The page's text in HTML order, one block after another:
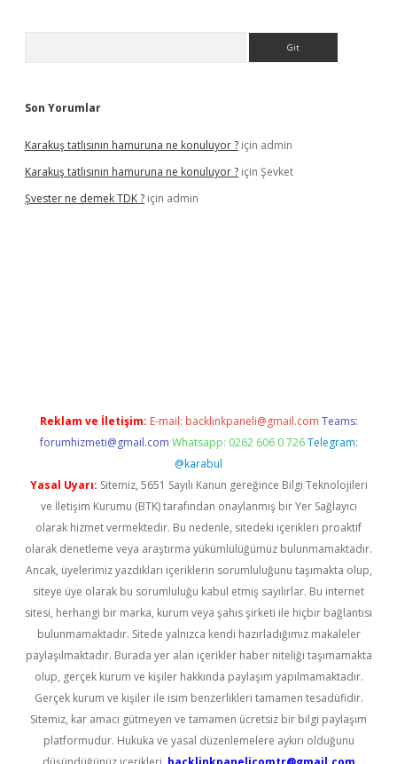
Son Yorumlar
Karakuş tatlısının hamuruna ne konuluyor ? için admin
Karakuş tatlısının hamuruna ne konuluyor ? için Şevket
Şvester ne demek TDK ? için admin
Reklam ve İletişim: E-mail: backlinkpaneli@gmail.com Teams:
forumhizmeti@gmail.com Whatsapp: 0262 606 0 726 Telegram:
@karabul
Yasal Uyarı: Sitemiz, 5651 Sayılı Kanun gereğince Bilgi Teknolojileri
ve İletişim Kurumu (BTK) tarafından onaylanmış bir Yer Sağlayıcı
olarak hizmet vermektedir. Bu nedenle, sitedeki içerikleri proaktif
olarak denetleme veya araştırma yükümlülüğümüz bulunmamaktadır.
Ancak, üyelerimiz yazdıkları içeriklerin sorumluluğunu taşımakta olup,
siteye üye olarak bu sorumluluğu kabul etmiş sayılırlar. Bu internet
sitesi, herhangi bir marka, kurum veya şahıs şirketi ile hiçbir bağlantısı
bulunmamaktadır. Sitede yalnızca kendi hazırladığımız makaleler
paylaşılmaktadır. Burada yer alan içerikler haber niteliği taşımamakta
olup, gerçek kurum ve kişiler hakkında paylaşım yapılmamaktadır.
Gerçek kurum ve kişiler ile isim benzerlikleri tamamen tesadüfidir.
Sitemiz, kar amacı gütmeyen ve tamamen ücretsiz bir bilgi paylaşım
platformudur. Hukuka ve yasal düzenlemelere aykırı olduğunu